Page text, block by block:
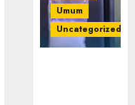
Umum
Uncategorized